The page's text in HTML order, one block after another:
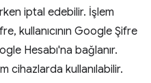
iptal edebilir. İşlem
kullanıcının Google Şifre
Hesabı'na bağlanır.
cihazlarda kullanılabilir.